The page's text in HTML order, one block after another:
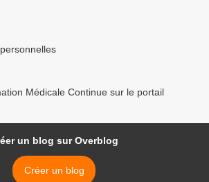
Médicale Continue sur le portail
un blog sur Overblog
Créer un blog